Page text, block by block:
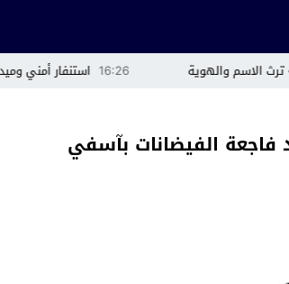
16:26 استنفار أمني وميداني إثر
فاجعة الفيضانات بآسفي